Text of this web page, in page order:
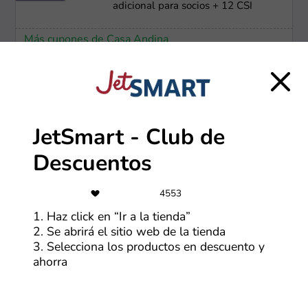
adicional para socios + 12 CSI
Más cupones de Casa Andina
-40%
Más cupones de HP
-50%
Ofertas Lenovo de hasta 50% OFF
Más cupones de Lenovo
JetSmart - Club de
Descuentos
4553
1. Haz click en “Ir a la tienda”
2. Se abrirá el sitio web de la tienda
3. Selecciona los productos en descuento y
ahorra